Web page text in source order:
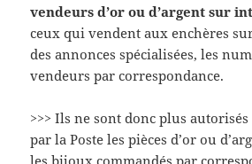
vendeurs d’or ou d’argent sur
ceux qui vendent aux enchères
des annonces spécialisées, les
vendeurs par correspondance.
>>> Ils ne sont donc plus
par la Poste les pièces d’or ou
les bijoux commandés par